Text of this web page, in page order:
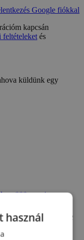
Google fiókkal
kapcsán
feltételeketés
küldünk egy
***superior
Hotel Palace
használ